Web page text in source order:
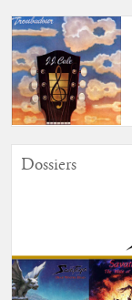
Dossiers